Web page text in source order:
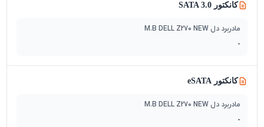
کانکتور SATA 3.0
مادربرد دل M.B DELL Z270 NEW
-
کانکتور eSATA
مادربرد دل M.B DELL Z270 NEW
-